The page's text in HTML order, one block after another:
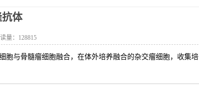
体
量： 128815
胞与骨髓瘤细胞融合，在体外培养融合的杂交瘤细胞，收集培